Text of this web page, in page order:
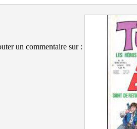
un commentaire sur :